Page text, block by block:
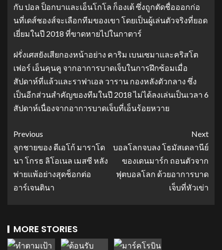
กับ ปอล ป็อกบาและเอ็นโกโล ก็องเต้ ซึ่งถูกตัดชื่อออกก่อ
นที่เดส์ชองส์จะเลือกทีมของเขา โดยเป็นผู้เล่นตัวจริงที่ยอด
เยี่ยมในปี 2018 ที่ขาดหายไปในกาตาร์
ฝรั่งเศสยังเสียกองหน้าอย่าง คาริม เบนเซมาและคริสโต
เฟอร์ เอ็นคุนคู จากอาการบาดเจ็บในการฝึกซ้อมเมื่อ
สัปดาห์ที่แล้วและราฟาเอล วาราน กองหลังตัวกลาง ซึ่ง
เป็นอีกส่วนสำคัญของทีมในปี 2018 ไม่ได้ลงเล่นเป็นเวลา 6
สัปดาห์เนื่องจากอาการบาดเจ็บที่เอ็นร้อยหวาย
Previous
ลูกชายของ ดีเอโก้ มาราโด
นา โกรธ ลิโอเนล เมสซี หลัง
พ่ายแพ้อย่างสุดช็อกต่อ
อาร์เจนตินา
Next
บอลโลกจบลง โธมัสเดลานีย์
ของเดนมาร์ก ถอนตัวจาก
ฟุตบอลโลก ด้วยอาการบาด
เจ็บที่หัวเข่า
MORE STORIES